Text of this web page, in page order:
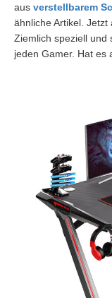
aus verstellbarem
ähnliche Artikel. Jetzt
Ziemlich speziell und
jeden Gamer. Hat es